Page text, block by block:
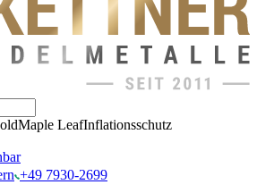
Maple LeafInflationsschutz
+49 7930-2699